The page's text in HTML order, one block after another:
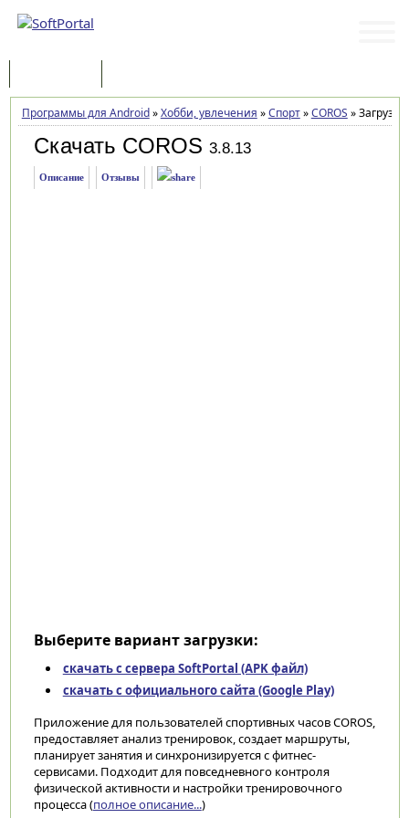
Программы для Android»Хобби, увлечения »Спорт»COROS »Загрузка
Скачать COROS 3.8.13
Описание Отзывы
Выберите вариант загрузки:
скачать с сервера SoftPortal (APK файл)
скачать с официального сайта (Google Play)
Приложение для пользователей спортивных часов COROS,
предоставляет анализ тренировок, создает маршруты,
планирует занятия и синхронизируется с фитнес-
сервисами. Подходит для повседневного контроля
физической активности и настройки тренировочного
процесса (полное описание...)